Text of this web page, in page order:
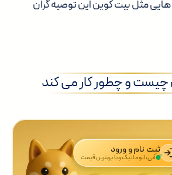
مثل بیت کوین این توصیه گران
و چطور کار می کند
ثبت نام و ورود
آنی، اتوماتیک و با بهترین قیمت